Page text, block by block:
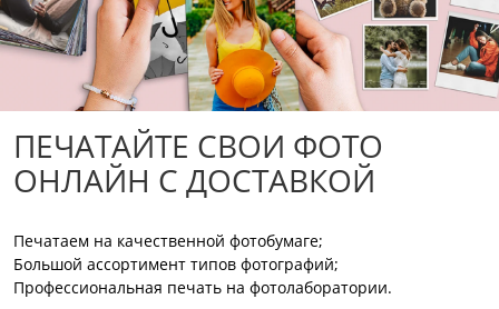
ПЕЧАТАЙТЕ СВОИ ФОТО
ОНЛАЙН С ДОСТАВКОЙ
Печатаем на качественной фотобумаге;
Большой ассортимент типов фотографий;
Профессиональная печать на фотолаборатории.